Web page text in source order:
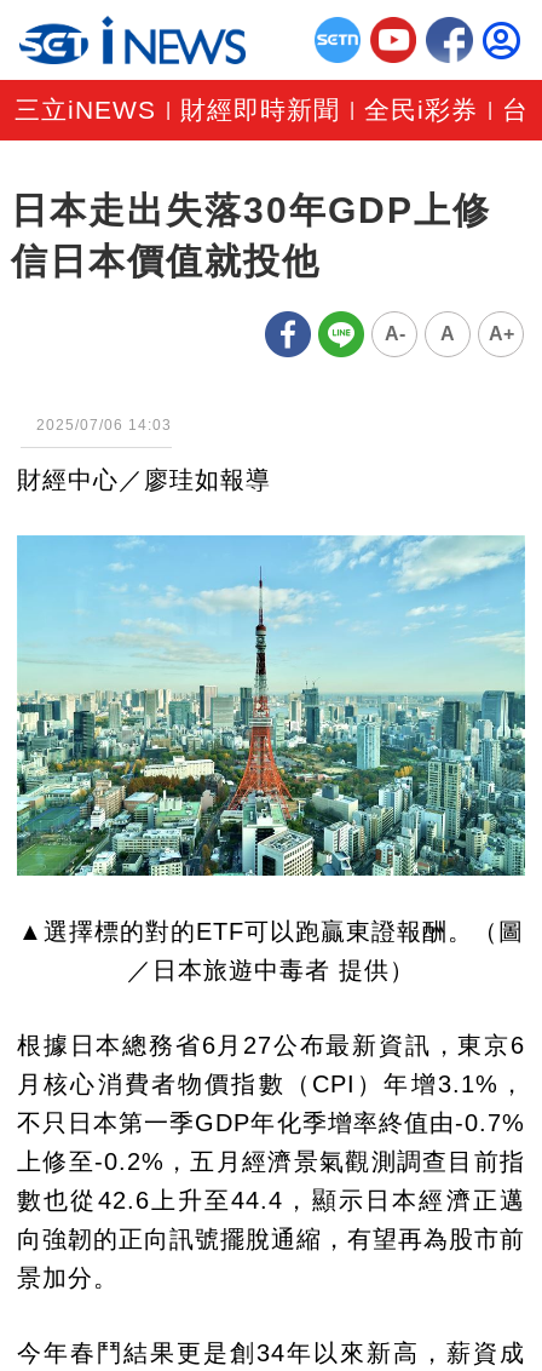
三立iNEWS 財經即時新聞 |全民i彩券 台
日本走出失落30年GDP上修
信日本價值就投他
A- A A+
2025/07/06 14:03
財經中心／廖珪如報導
▲選擇標的對的ETF可以跑贏東證報酬。（圖
／日本旅遊中毒者 提供）
根據日本總務省6月27公布最新資訊，東京6
月核心消費者物價指數（CPI）年增3.1%，
不只日本第一季GDP年化季增率終值由-0.7%
上修至-0.2%，五月經濟景氣觀測調查目前指
數也從42.6上升至44.4，顯示日本經濟正邁
向強韌的正向訊號擺脫通縮，有望再為股市前
景加分。
今年春鬥結果更是創34年以來新高，薪資成